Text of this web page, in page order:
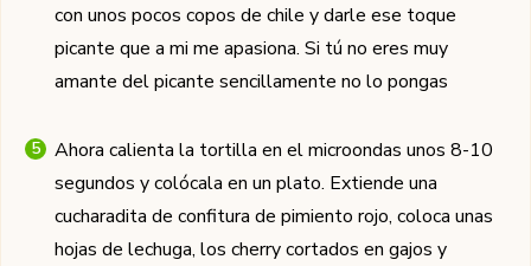
con unos pocos copos de chile y darle ese toque
picante que a mi me apasiona. Si tú no eres muy
amante del picante sencillamente no lo pongas
Ahora calienta la tortilla en el microondas unos 8-10
segundos y colócala en un plato. Extiende una
cucharadita de confitura de pimiento rojo, coloca unas
hojas de lechuga, los cherry cortados en gajos y